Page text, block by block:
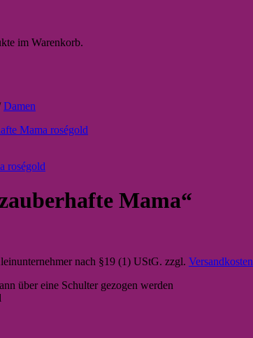
im Warenkorb.
Damen
Mama“
nach §19 (1) UStG. zzgl. Versandkosten
über eine Schulter gezogen werden